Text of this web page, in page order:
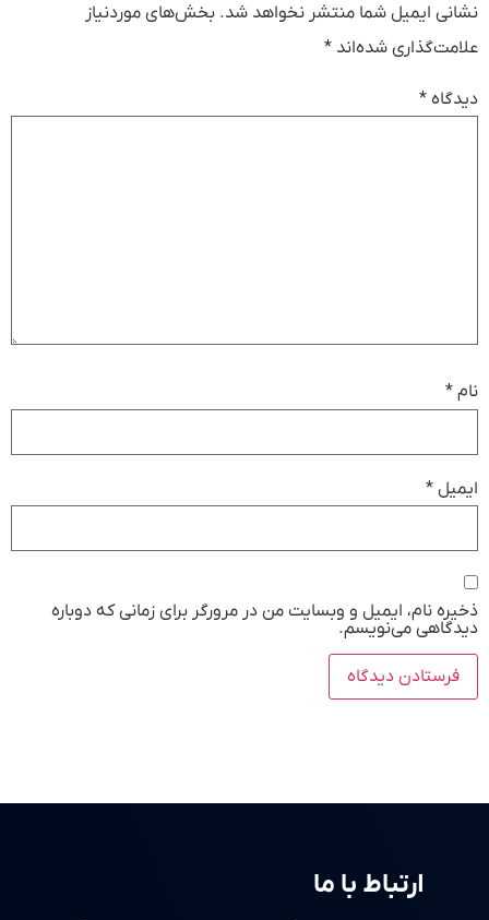
نشانی ایمیل شما منتشر نخواهد شد. بخش‌های موردنیاز
علامت‌گذاری شده‌اند *
دیدگاه *
نام *
ایمیل *
ذخیره نام، ایمیل و وبسایت من در مرورگر برای زمانی که دوباره
دیدگاهی می‌نویسم.
ارتباط با ما